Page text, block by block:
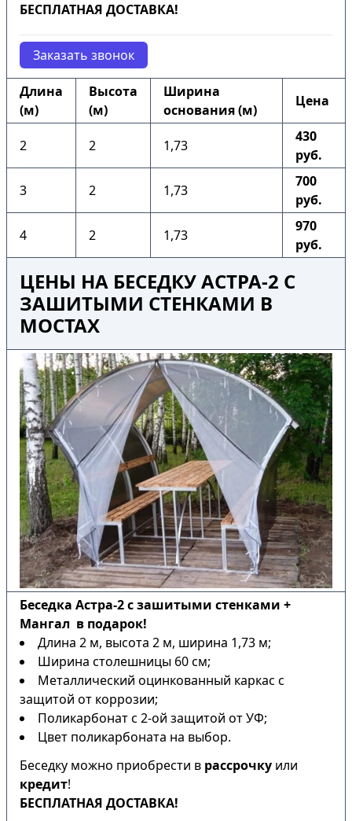
БЕСПЛАТНАЯ ДОСТАВКА!
Заказать звонок
Длина
(м)
Высота
(м)
Ширина
основания (м)
Цена
2 2 1,73
430
руб.
3 2 1,73
700
руб.
4 2 1,73
970
руб.
ЦЕНЫ НА БЕСЕДКУ АСТРА-2 С
ЗАШИТЫМИ СТЕНКАМИ В
МОСТАХ
Беседка Астра-2 с зашитыми стенками +
Мангал в подарок!
Длина 2 м, высота 2 м, ширина 1,73 м;
Ширина столешницы 60 см;
Металлический оцинкованный каркас с
защитой от коррозии;
Поликарбонат с 2-ой защитой от УФ;
Цвет поликарбоната на выбор.
Беседку можно приобрести в рассрочку или
кредит!
БЕСПЛАТНАЯ ДОСТАВКА!